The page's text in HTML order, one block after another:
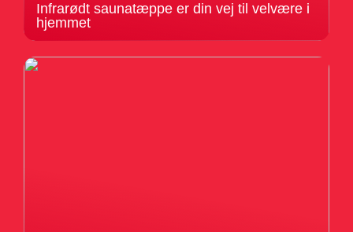
Infrarødt saunatæppe er din vej til velvære i
hjemmet